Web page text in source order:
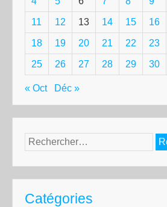
11 12 13 14 15 16
18 19 20 21 22 23
25 26 27 28 29 30
« Oct Déc »
Rechercher :
Catégories